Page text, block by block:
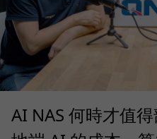
AI NAS 何時才值